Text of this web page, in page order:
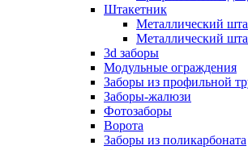
Штакетник
Металлический
Металлический
3d заборы
Модульные ограждения
Заборы из профильной
Заборы-жалюзи
Фотозаборы
Ворота
Заборы из поликарбоната